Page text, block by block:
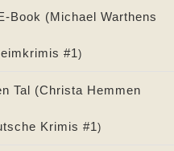
Book (Michael Warthens
#1)
Tal (Christa Hemmen
Krimis #1)